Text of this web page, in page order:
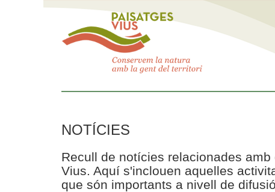
NOTÍCIES
Recull de notícies relacionades
Vius. Aquí s'inclouen aquelles
que són importants a nivell de